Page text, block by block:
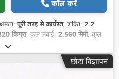
कॉल करें
पूरी तरह से कार्यरत, शक्ति: 2.2
किग्रा, कुल लंबाई: 2,560 मिमी, कुल
मिमी
उपलब्ध है, प्रलेखन / मैन्युअल,
छोटा विज्ञापन